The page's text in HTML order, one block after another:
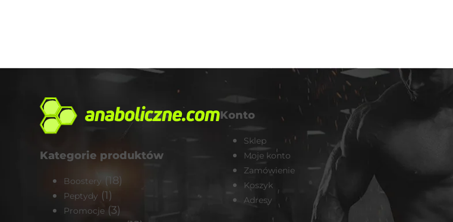
Kategorie produktów
Boostery (18)
Peptydy (1)
Promocje (3)
Konto
Sklep
Moje konto
Zamówienie
Koszyk
Adresy